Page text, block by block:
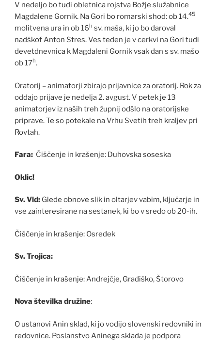
V nedeljo bo tudi obletnica rojstva Božje služabnice
Magdalene Gornik. Na Gori bo romarski shod: ob 14.45
molitvena ura in ob 16h sv. maša, ki jo bo daroval
nadškof Anton Stres. Ves teden je v cerkvi na Gori tudi
devetdnevnica k Magdaleni Gornik vsak dan s sv. mašo
ob 17h.
Oratorij – animatorji zbirajo prijavnice za oratorij. Rok za
oddajo prijave je nedelja 2. avgust. V petek je 13
animatorjev iz naših treh župnij odšlo na oratorijske
priprave. Te so potekale na Vrhu Svetih treh kraljev pri
Rovtah.
Fara: Čiščenje in krašenje: Duhovska soseska
Oklic!
Sv. Vid: Glede obnove slik in oltarjev vabim, ključarje in
vse zainteresirane na sestanek, ki bo v sredo ob 20-ih.
Čiščenje in krašenje: Osredek
Sv. Trojica:
Čiščenje in krašenje: Andrejčje, Gradiško, Štorovo
Nova številka družine:
O ustanovi Anin sklad, ki jo vodijo slovenski redovniki in
redovnice. Poslanstvo Aninega sklada je podpora